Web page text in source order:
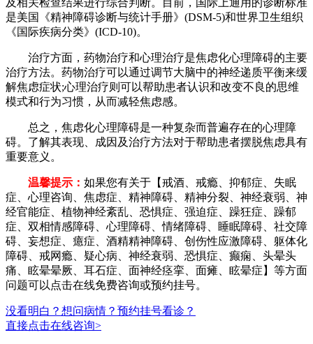
是美国《精神障碍诊断与统计手册》(DSM-5)和世界卫生组织
《国际疾病分类》(ICD-10)。
治疗方面，药物治疗和心理治疗是焦虑化心理障碍的主要
治疗方法。药物治疗可以通过调节大脑中的神经递质平衡来缓
解焦虑症状;心理治疗则可以帮助患者认识和改变不良的思维
模式和行为习惯，从而减轻焦虑感。
总之，焦虑化心理障碍是一种复杂而普遍存在的心理障
碍。了解其表现、成因及治疗方法对于帮助患者摆脱焦虑具有
重要意义。
温馨提示： 如果您有关于【戒酒、戒瘾、抑郁症、失眠
症、心理咨询、焦虑症、精神障碍、精神分裂、神经衰弱、神
经官能症、植物神经紊乱、恐惧症、强迫症、躁狂症、躁郁
症、双相情感障碍、心理障碍、情绪障碍、睡眠障碍、社交障
碍、妄想症、癔症、酒精精神障碍、创伤性应激障碍、躯体化
障碍、戒网瘾、疑心病、神经衰弱、恐惧症、癫痫、头晕头
痛、眩晕晕厥、耳石症、面神经痉挛、面瘫、眩晕症】等方面
问题可以点击在线免费咨询或预约挂号。
没看明白？想问病情？预约挂号看诊？
直接点击在线咨询>